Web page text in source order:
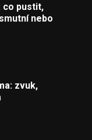
co pustit,
nebo
zvuk,